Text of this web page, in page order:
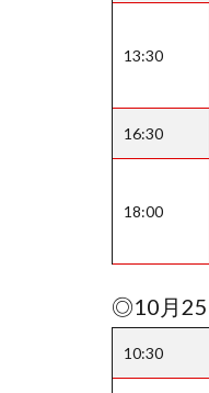
13:30
16:30
18:00
◎10月25
10:30